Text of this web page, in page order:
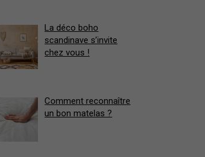
La déco boho
scandinave s’invite
chez vous !
Comment reconnaître
un bon matelas ?